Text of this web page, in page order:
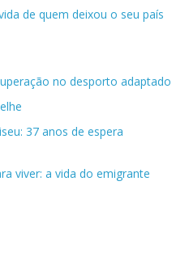
de quem deixou o seu país
no desporto adaptado
37 anos de espera
viver: a vida do emigrante